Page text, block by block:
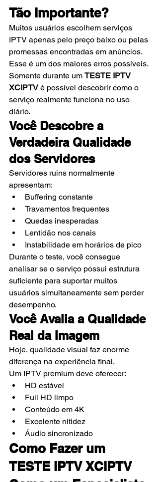
Tão Importante?
Muitos usuários escolhem serviços
IPTV apenas pelo preço baixo ou pelas
promessas encontradas em anúncios.
Esse é um dos maiores erros possíveis.
Somente durante um TESTE IPTV
XCIPTV é possível descobrir como o
serviço realmente funciona no uso
diário.
Você Descobre a
Verdadeira Qualidade
dos Servidores
Servidores ruins normalmente
apresentam:
Buffering constante
Travamentos frequentes
Quedas inesperadas
Lentidão nos canais
Instabilidade em horários de pico
Durante o teste, você consegue
analisar se o serviço possui estrutura
suficiente para suportar muitos
usuários simultaneamente sem perder
desempenho.
Você Avalia a Qualidade
Real da Imagem
Hoje, qualidade visual faz enorme
diferença na experiência final.
Um IPTV premium deve oferecer:
HD estável
Full HD limpo
Conteúdo em 4K
Excelente nitidez
Áudio sincronizado
Como Fazer um
TESTE IPTV XCIPTV